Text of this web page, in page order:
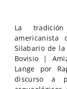
La
americanista
Silabario de
Bovisio |
Lange por
discurso a